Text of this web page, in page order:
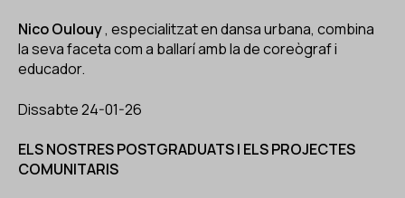
Nico Oulouy, especialitzat en dansa urbana, combina
la seva faceta com a ballarí amb la de coreògraf i
educador.
Dissabte 24-01-26
ELS NOSTRES POSTGRADUATS I ELS PROJECTES
COMUNITARIS